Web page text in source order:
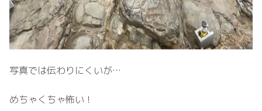
写真では伝わりにくいが…
めちゃくちゃ怖い！